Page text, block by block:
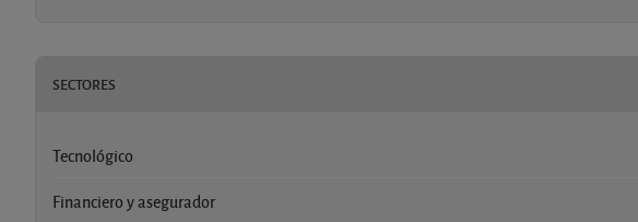
SECTORES
Tecnológico
Financiero y asegurador